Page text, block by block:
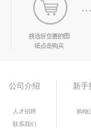
公司介绍
人才招聘
联系我们
新手
购物